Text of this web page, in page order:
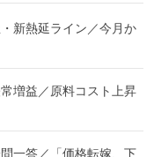
新熱延ライン／今月か
増益／原料コスト上昇
一答／「価格転嫁、下